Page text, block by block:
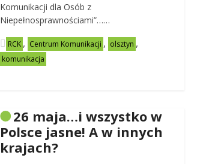
Komunikacji dla Osób z
Niepełnosprawnościami”……
RCK , Centrum Komunikacji , olsztyn ,
komunikacja
26 maja…i wszystko w
Polsce jasne! A w innych
krajach?